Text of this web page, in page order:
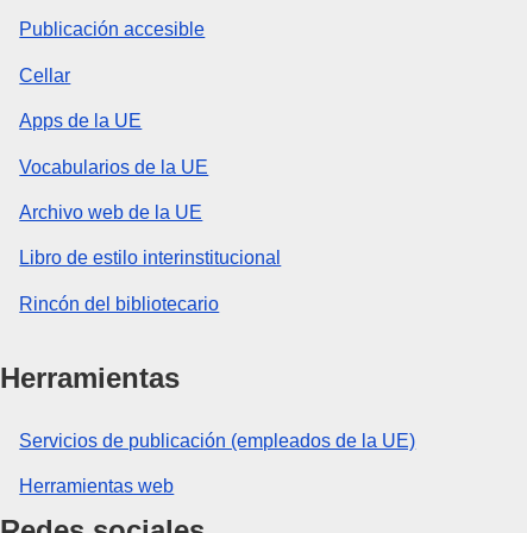
Publicación accesible
Cellar
Apps de la UE
Vocabularios de la UE
Archivo web de la UE
Libro de estilo interinstitucional
Rincón del bibliotecario
Herramientas
Servicios de publicación (empleados de la UE)
Herramientas web